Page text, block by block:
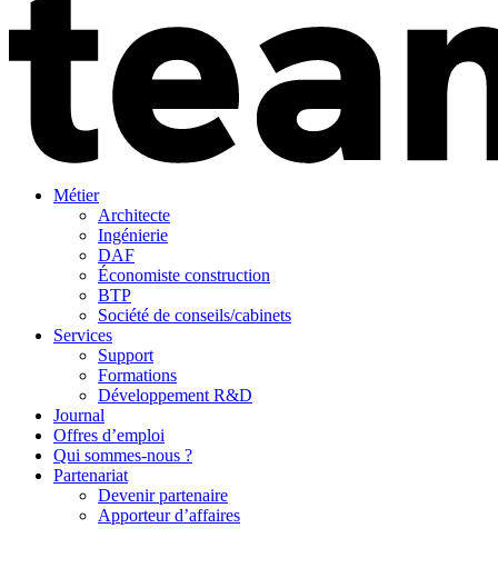
Métier
Architecte
Ingénierie
DAF
Économiste construction
BTP
Société de conseils/cabinets
Services
Support
Formations
Développement R&D
Journal
Offres d’emploi
Qui sommes-nous ?
Partenariat
Devenir partenaire
Apporteur d’affaires